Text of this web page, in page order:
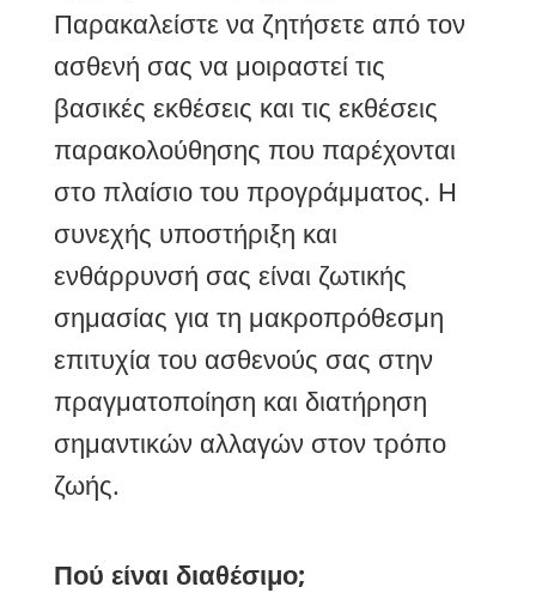
Παρακαλείστε να ζητήσετε από τον
ασθενή σας να μοιραστεί τις
βασικές εκθέσεις και τις εκθέσεις
παρακολούθησης που παρέχονται
στο πλαίσιο του προγράμματος. Η
συνεχής υποστήριξη και
ενθάρρυνσή σας είναι ζωτικής
σημασίας για τη μακροπρόθεσμη
επιτυχία του ασθενούς σας στην
πραγματοποίηση και διατήρηση
σημαντικών αλλαγών στον τρόπο
ζωής.
Πού είναι διαθέσιμο;